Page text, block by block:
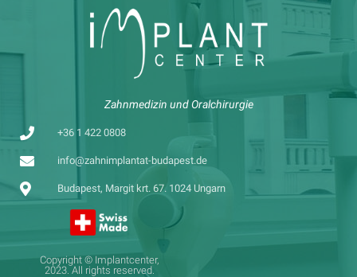
Zahnmedizin und Oralchirurgie
+36 1 422 0808
info@zahnimplantat-budapest.de
Budapest, Margit krt. 67. 1024 Ungarn
Copyright © Implantcenter,
2023. All rights reserved.